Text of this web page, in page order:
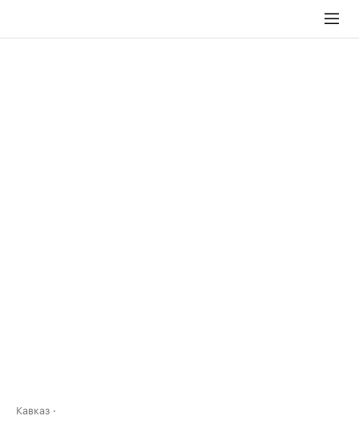
Кавказ